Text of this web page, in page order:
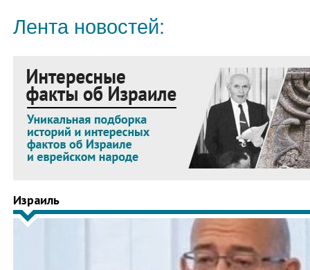
Лента новостей:
Израиль